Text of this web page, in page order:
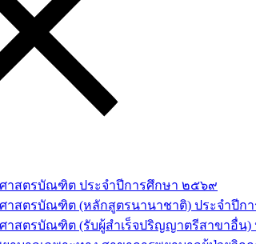
าสตรบัณฑิต ประจำปีการศึกษา ๒๕๖๙
าสตรบัณฑิต (หลักสูตรนานาชาติ) ประจำปีก
าสตรบัณฑิต (รับผู้สำเร็จปริญญาตรีสาขาอื่น